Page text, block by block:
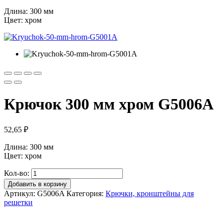
Длина: 300 мм
Цвет: хром
Крючок 300 мм хром G5006A
52,65 ₽
Длина: 300 мм
Цвет: хром
Кол-во:
Добавить в корзину
Артикул: G5006A Категория: Крючки, кронштейны для
решетки